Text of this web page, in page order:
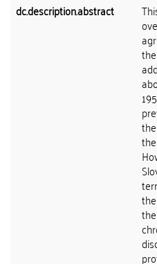
dc.description.abstract